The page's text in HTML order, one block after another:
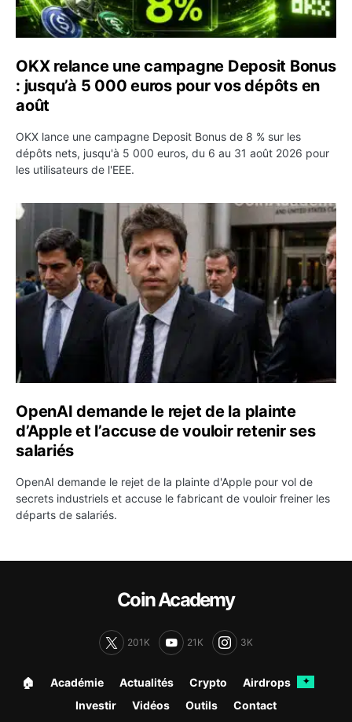
OKX relance une campagne Deposit Bonus
: jusqu’à 5 000 euros pour vos dépôts en
août
OKX lance une campagne Deposit Bonus de 8 % sur les
dépôts nets, jusqu'à 5 000 euros, du 6 au 31 août 2026 pour
les utilisateurs de l'EEE.
OpenAI demande le rejet de la plainte d’Apple et
OpenAI demande le rejet de la plainte
d’Apple et l’accuse de vouloir retenir ses
salariés
OpenAI demande le rejet de la plainte d'Apple pour vol de
secrets industriels et accuse le fabricant de vouloir freiner les
départs de salariés.
Coin Academy
201K 21K 3K
🏠︎ Académie Actualités Crypto Airdrops ✦
Investir Vidéos Outils Contact